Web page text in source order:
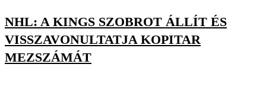
NHL: A KINGS SZOBROT ÁLLÍT ÉS
VISSZAVONULTATJA KOPITAR
MEZSZÁMÁT